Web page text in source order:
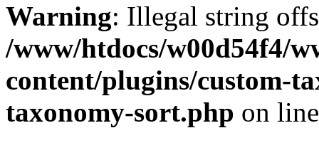
Warning: Illegal string
/www/htdocs/w00d54f4/
content/plugins/custom-
taxonomy-sort.php on